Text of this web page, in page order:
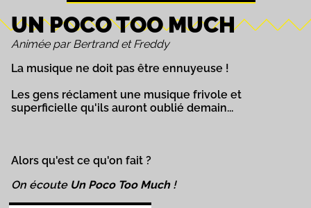
UN POCO TOO MUCH
Animée par Bertrand et Freddy
La musique ne doit pas être ennuyeuse !
Les gens réclament une musique frivole et
superficielle qu'ils auront oublié demain...
Alors qu'est ce qu'on fait ?
On écoute Un Poco Too Much!